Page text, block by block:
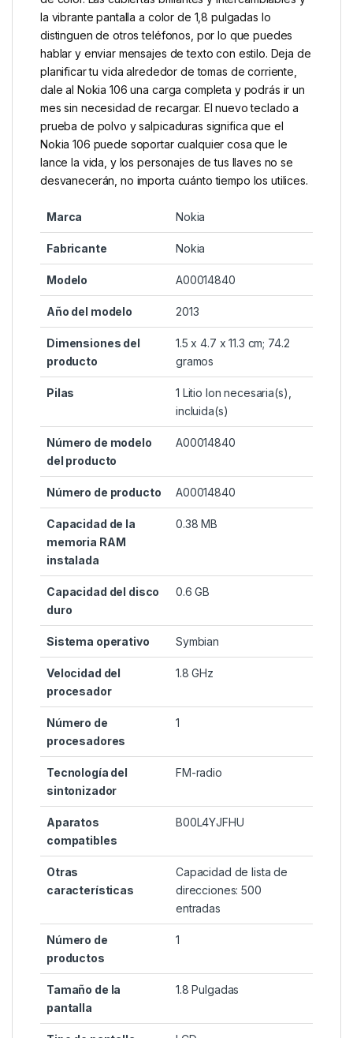
la vibrante pantalla a color de 1,8 pulgadas lo
distinguen de otros teléfonos, por lo que puedes
hablar y enviar mensajes de texto con estilo. Deja de
planificar tu vida alrededor de tomas de corriente,
dale al Nokia 106 una carga completa y podrás ir un
mes sin necesidad de recargar. El nuevo teclado a
prueba de polvo y salpicaduras significa que el
Nokia 106 puede soportar cualquier cosa que le
lance la vida, y los personajes de tus llaves no se
desvanecerán, no importa cuánto tiempo los utilices.
Marca ‎Nokia
Fabricante ‎Nokia
Modelo ‎A00014840
Año del modelo ‎2013
Dimensiones del
producto
‎1.5 x 4.7 x 11.3 cm; 74.2
gramos
Pilas
‎1 Litio Ion necesaria(s),
incluida(s)
Número de modelo
del producto
‎A00014840
Número de producto ‎A00014840
Capacidad de la
memoria RAM
instalada
‎0.38 MB
Capacidad del disco
duro
‎0.6 GB
Sistema operativo ‎Symbian
Velocidad del
procesador
‎1.8 GHz
Número de
procesadores
‎1
Tecnología del
sintonizador
‎FM-radio
Aparatos
compatibles
‎B00L4YJFHU
Otras
características
‎Capacidad de lista de
direcciones: 500
entradas
Número de
productos
‎1
Tamaño de la
pantalla
‎1.8 Pulgadas